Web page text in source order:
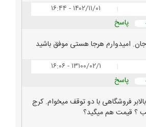
۱۴۰۲/۱۱/۰۱ - ۱۶:۴۴
۰
پاسخ
امیدوارم هرجا هستی موفق باشید
۱۳۱۰۰/۰۲/۱ - ۱۶:۰۶
۰
پاسخ
فروشگاهی با دو توقف میخوام. کرج
؟ قیمت هم میگید؟